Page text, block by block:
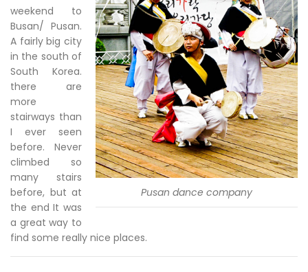
Pusan dance company
weekend to
Busan/ Pusan.
A fairly big city
in the south of
South Korea.
there are
more
stairways than
I ever seen
before. Never
climbed so
many stairs
before, but at
the end It was
a great way to
find some really nice places.